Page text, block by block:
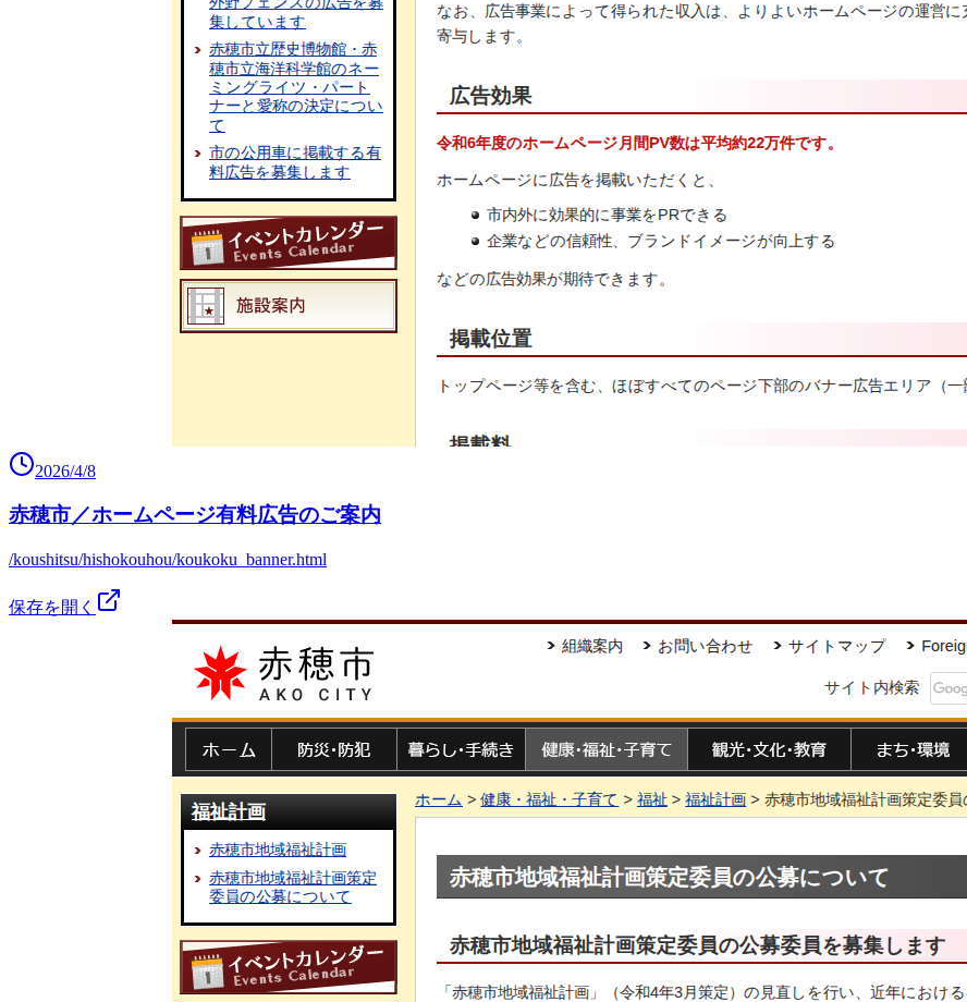
2026/4/8
赤穂市／ホームページ有料広告のご案内
/koushitsu/hishokouhou/koukoku_banner.html
保存を開く